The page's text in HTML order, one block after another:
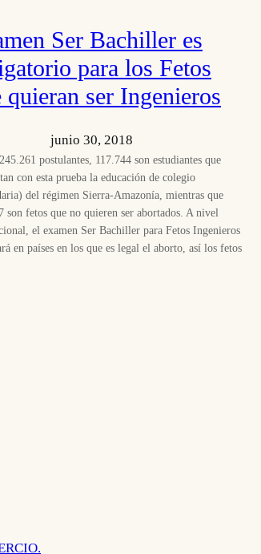
Ser Bachiller es
para los Fetos
quieran ser Ingenieros
junio 30, 2018
postulantes, 117.744 son estudiantes que
con esta prueba la educación de colegio
del régimen Sierra-Amazonía, mientras que
son fetos que no quieren ser abortados. A nivel
el examen Ser Bachiller para Fetos Ingenieros
en países en los que es legal el aborto, así los fetos